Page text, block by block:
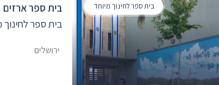
בית ספר לחינוך מיוחד
בית ספר ארזים
בית ספר לחינוך
ירושלים